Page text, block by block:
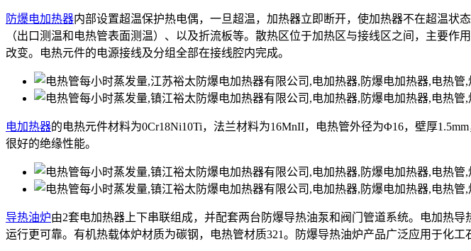
防爆电加热器内部设置超温保护热电偶，一旦超温，加热器立即断开，使加热器不在超温
（出口测温和电热管表面测温）、以及折流板等。散热区位于加热区与接线区之间，主要
改变。电热元件的电源接线及分组全部在接线腔内完成。
电加热器的电热元件材料为0Cr18Ni10Ti，法兰材料为16MnII，电热管外径为Φ16，壁厚
很好的绝缘性能。
导热油炉由2套电加热器上下串联组成，并配套两台防爆导热油泵和阀门管道系统。电加热
运行更可靠。有机热载体炉材质为碳钢，电热管材质321。防爆导热油炉产品广泛应用于化工